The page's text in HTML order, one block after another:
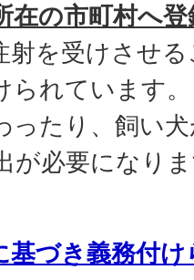
在の市町村へ
射を受けさせ
られています
ったり、飼い
が必要になり
基づき義務付